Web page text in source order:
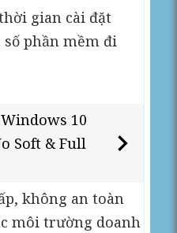
gian cài đặt
phần mềm đi
10
Soft & Full
không an toàn
môi trường doanh